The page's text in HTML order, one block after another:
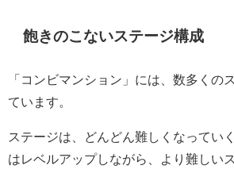
飽きのこないステージ構成
「コンビマンション」には、数多くの
ています。
ステージは、どんどん難しくなってい
はレベルアップしながら、より難しい